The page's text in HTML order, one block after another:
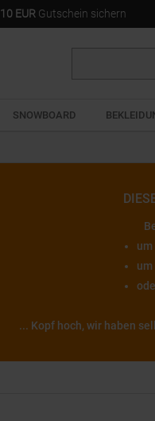
10 EUR Gutschein sichern
SNOWBOARD
um
... Kopf hoch, wir haben